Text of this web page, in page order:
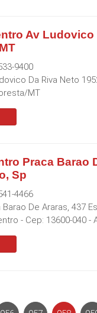
Av Ludovico
9400
Da Riva Neto
/MT
Praca Barao
Sp
4466
Barao De Araras, 437
- Cep: 13600-040 -